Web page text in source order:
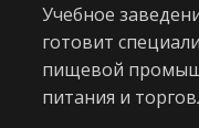
Учебное
готовит
пищевой
питания и